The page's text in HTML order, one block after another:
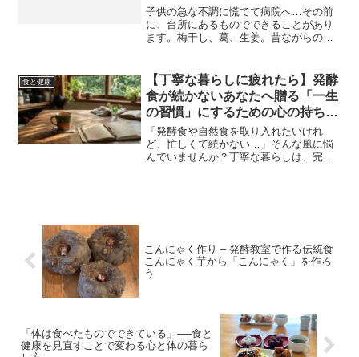
教科書3】
子供の急な不調に慌てて病院へ…その前
に、台所にあるものでできることがあり
ます。梅干し、葛、生姜。昔ながらの知
す。家族を優しく守る、ゆる自然食流の
セルフケア入門編です。＊＊...
食と健康
【丁寧な暮らしに疲れたら】発酵
食が続かないあなたへ贈る「一生
の習慣」にするための心の持ち方
【発酵の教科書5】
「発酵食や自然食を取り入れたいけれ
ど、忙しくて続かない…」そんな風に悩
んでいませんか？丁寧な暮らしは、完璧
こんにゃく作り – 発酵教室で作る伝統食
こんにゃく芋から「こんにゃく」を作ろ
う
「体は食べたものでできている」──食と
健康を見直すことで変わる心と体の暮ら